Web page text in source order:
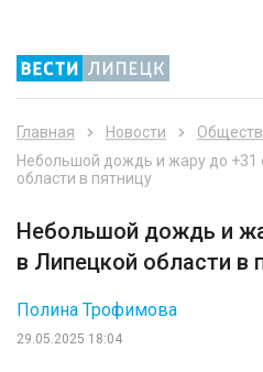
Главная Новости
Небольшой дождь и жару до
области в пятницу
Небольшой дождь и
в Липецкой области в
29.05.2025 18:04
Полина Трофимова